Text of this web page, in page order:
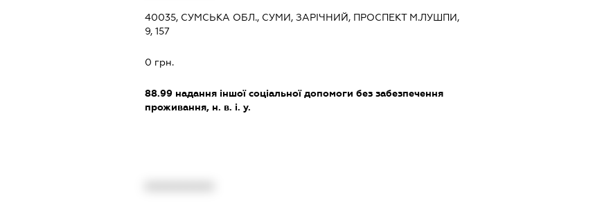
40035, СУМСЬКА ОБЛ., СУМИ, ЗАРІЧНИЙ, ПРОСПЕКТ М.ЛУШПИ,
9, 157
0 грн.
88.99 надання іншої соціальної допомоги без забезпечення
проживання, н. в. і. у.